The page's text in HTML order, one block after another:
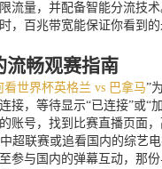
流量，并配备智能分流技
，百兆带宽能保证你看到
流畅观赛指南
看世界杯英格兰 vs 巴拿马”
接，等待显示“已连接”或
账号，找到比赛直播页面
超联赛或追看国内的综艺
参与国内的弹幕互动，那